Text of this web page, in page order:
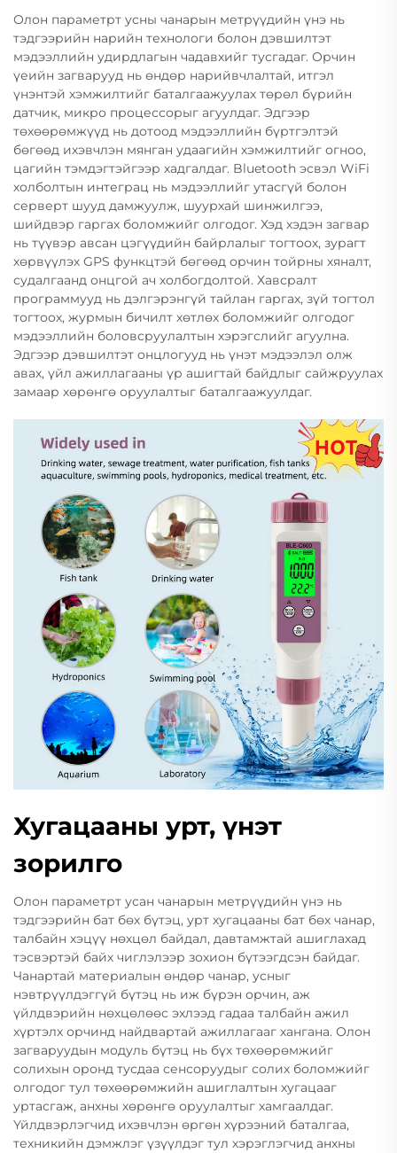
Олон параметрт усны чанарын метрүүдийн үнэ нь
тэдгээрийн нарийн технологи болон дэвшилтэт
мэдээллийн удирдлагын чадавхийг тусгадаг. Орчин
үеийн загварууд нь өндөр нарийвчлалтай, итгэл
үнэнтэй хэмжилтийг баталгаажуулах төрөл бүрийн
датчик, микро процессорыг агуулдаг. Эдгээр
төхөөрөмжүүд нь дотоод мэдээллийн бүртгэлтэй
бөгөөд ихэвчлэн мянган удаагийн хэмжилтийг огноо,
цагийн тэмдэгтэйгээр хадгалдаг. Bluetooth эсвэл WiFi
холболтын интеграц нь мэдээллийг утасгүй болон
серверт шууд дамжуулж, шуурхай шинжилгээ,
шийдвэр гаргах боломжийг олгодог. Хэд хэдэн загвар
нь түүвэр авсан цэгүүдийн байрлалыг тогтоох, зурагт
хөрвүүлэх GPS функцтэй бөгөөд орчин тойрны хяналт,
судалгаанд онцгой ач холбогдолтой. Хавсралт
программууд нь дэлгэрэнгүй тайлан гаргах, зүй тогтол
тогтоох, журмын бичилт хөтлөх боломжийг олгодог
мэдээллийн боловсруулалтын хэрэгслийг агуулна.
Эдгээр дэвшилтэт онцлогууд нь үнэт мэдээлэл олж
авах, үйл ажиллагааны үр ашигтай байдлыг сайжруулах
замаар хөрөнгө оруулалтыг баталгаажуулдаг.
Хугацааны урт, үнэт
зорилго
Олон параметрт усан чанарын метрүүдийн үнэ нь
тэдгээрийн бат бөх бүтэц, урт хугацааны бат бөх чанар,
талбайн хэцүү нөхцөл байдал, давтамжтай ашиглахад
тэсвэртэй байх чиглэлээр зохион бүтээгдсэн байдаг.
Чанартай материалын өндөр чанар, усныг
нэвтрүүлдэггүй бүтэц нь иж бүрэн орчин, аж
үйлдвэрийн нөхцөлөөс эхлээд гадаа талбайн ажил
хүртэлх орчинд найдвартай ажиллагааг хангана. Олон
загваруудын модуль бүтэц нь бүх төхөөрөмжийг
солихын оронд тусдаа сенсоруудыг солих боломжийг
олгодог тул төхөөрөмжийн ашиглалтын хугацааг
уртасгаж, анхны хөрөнгө оруулалтыг хамгаалдаг.
Үйлдвэрлэгчид ихэвчлэн өргөн хүрээний баталгаа,
техникийн дэмжлэг үзүүлдэг тул хэрэглэгчид анхны